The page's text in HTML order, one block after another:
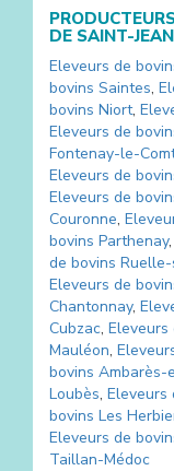
DE SAINT-
Eleveurs de
bovins Saintes,
bovins Niort,
Eleveurs de
Fontenay-le-
Eleveurs de
Eleveurs de
Couronne,
bovins Parthenay,
de bovins
Eleveurs de
Chantonnay,
Cubzac, Eleveurs
Mauléon,
bovins Ambarès-
Loubès, Eleveurs
bovins Les
Eleveurs de
Taillan-Médoc